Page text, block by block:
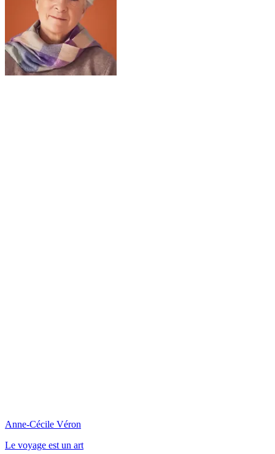
Anne-Cécile Véron
Le voyage est un art